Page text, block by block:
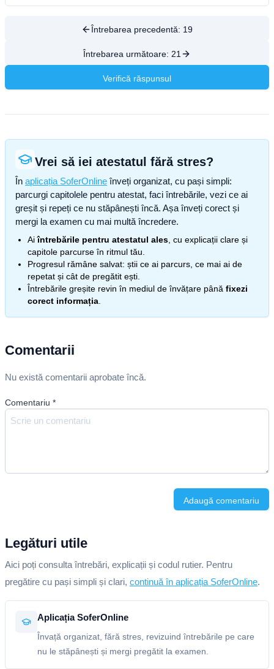
Întrebarea precedentă: 19
Întrebarea următoare: 21
Verifică răspunsul
Vrei să iei atestatul fără stres?
În aplicația SoferOnline înveți organizat, cu pași simpli:
parcurgi capitolele pentru atestat, faci întrebările, vezi ce ai
greșit și repeți ce nu stăpânești încă. Așa înveți corect și
mergi la examen cu mai multă încredere.
Aiîntrebările pentru atestatul ales , cu explicații clare și
capitole parcurse în ritmul tău.
Progresul rămâne salvat: știi ce ai parcurs, ce mai ai de
repetat și cât de pregătit ești.
Întrebările greșite revin în mediul de învățare până fixezi
corect informația
Comentarii
Nu există comentarii aprobate încă.
Comentariu *
Adaugă comentariu
Legături utile
Aici poți consulta întrebări, explicații și codul rutier. Pentru
pregătire cu pași simpli și clari, continuă în aplicația SoferOnline.
Aplicația SoferOnline
Învață organizat, fără stres, revizuind întrebările pe care
nu le stăpânești și mergi pregătit la examen.